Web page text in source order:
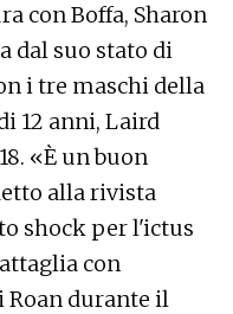
con Boffa, Sharon
dal suo stato di
i tre maschi della
12 anni, Laird
«È un buon
alla rivista
shock per l'ictus
con
Roan durante il